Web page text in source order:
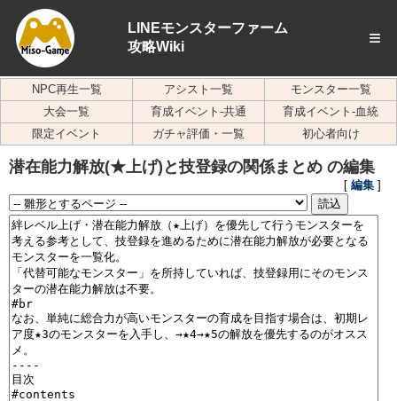
LINEモンスターファーム
攻略Wiki
≡
NPC再生一覧 アシスト一覧
モンスター一覧
大会一覧
育成イベント-共通
育成イベント-血統
限定イベント
ガチャ評価・一覧 初心者向け
潜在能力解放(★上げ)と技登録の関係まとめ の編集
[ 編集 ]